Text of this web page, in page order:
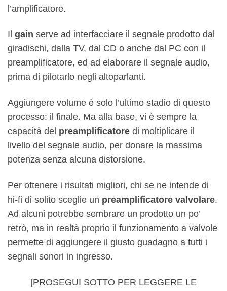
l’amplificatore.
Il gain serve ad interfacciare il segnale prodotto dal
giradischi, dalla TV, dal CD o anche dal PC con il
preamplificatore, ed ad elaborare il segnale audio,
prima di pilotarlo negli altoparlanti.
Aggiungere volume è solo l’ultimo stadio di questo
processo: il finale. Ma alla base, vi è sempre la
capacità del preamplificatore di moltiplicare il
livello del segnale audio, per donare la massima
potenza senza alcuna distorsione.
Per ottenere i risultati migliori, chi se ne intende di
hi-fi di solito sceglie un preamplificatore valvolare.
Ad alcuni potrebbe sembrare un prodotto un po’
retrò, ma in realtà proprio il funzionamento a valvole
permette di aggiungere il giusto guadagno a tutti i
segnali sonori in ingresso.
[PROSEGUI SOTTO PER LEGGERE LE